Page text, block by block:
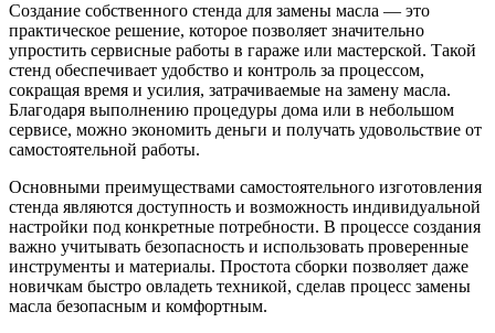
Создание собственного стенда для замены масла — это
практическое решение, которое позволяет значительно
упростить сервисные работы в гараже или мастерской. Такой
стенд обеспечивает удобство и контроль за процессом,
сокращая время и усилия, затрачиваемые на замену масла.
Благодаря выполнению процедуры дома или в небольшом
сервисе, можно экономить деньги и получать удовольствие от
самостоятельной работы.
Основными преимуществами самостоятельного изготовления
стенда являются доступность и возможность индивидуальной
настройки под конкретные потребности. В процессе создания
важно учитывать безопасность и использовать проверенные
инструменты и материалы. Простота сборки позволяет даже
новичкам быстро овладеть техникой, сделав процесс замены
масла безопасным и комфортным.